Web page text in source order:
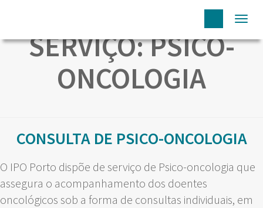
SERVIÇO:PSICO-
ONCOLOGIA
CONSULTA DE PSICO-ONCOLOGIA
O IPO Porto dispõe de serviço de Psico-oncologia que
assegura o acompanhamento dos doentes
oncológicos sob a forma de consultas individuais, em